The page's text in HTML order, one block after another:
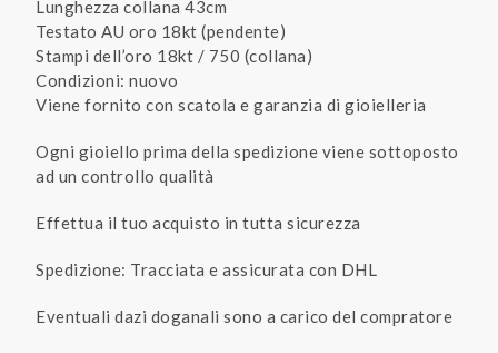
Lunghezza collana 43cm
Testato AU oro 18kt (pendente)
Stampi dell’oro 18kt / 750 (collana)
Condizioni: nuovo
Viene fornito con scatola e garanzia di gioielleria
Ogni gioiello prima della spedizione viene sottoposto
ad un controllo qualità
Effettua il tuo acquisto in tutta sicurezza
Spedizione: Tracciata e assicurata con DHL
Eventuali dazi doganali sono a carico del compratore